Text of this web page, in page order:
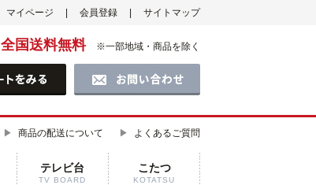
マイページ 会員登録 サイトマップ
全国送料無料 ※一部地域・商品を除く
商品の配送について よくあるご質問
テレビ台
TV BOARD
こたつ
KOTATSU